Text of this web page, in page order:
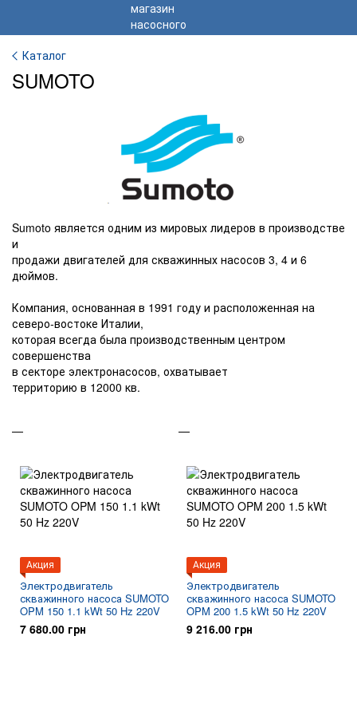
Каталог
SUMOTO
Sumoto является одним из мировых лидеров в производстве
и
продажи двигателей для скважинных насосов 3, 4 и 6
дюймов.
Компания, основанная в 1991 году и расположенная на
северо-востоке Италии,
которая всегда была производственным центром
совершенства
в секторе электронасосов, охватывает
территорию в 12000 кв.
Акция
Электродвигатель
скважинного насоса SUMOTO
OPM 150 1.1 kWt 50 Hz 220V
7 680.00 грн
Акция
Электродвигатель
скважинного насоса SUMOTO
OPM 200 1.5 kWt 50 Hz 220V
9 216.00 грн